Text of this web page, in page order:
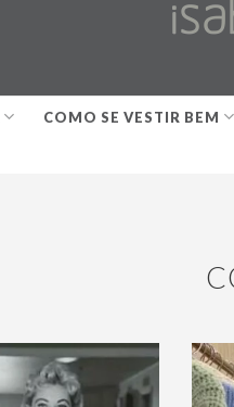
COMO SE VESTIR BEM